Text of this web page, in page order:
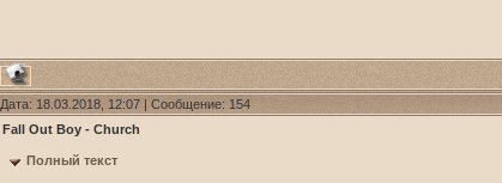
Дата: 18.03.2018, 12:07 | Сообщение: 154
Fall Out Boy - Church
Полный текст